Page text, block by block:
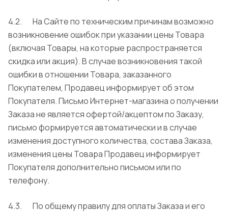
4.2. На Сайте по техническим причинам возможно
возникновение ошибок при указании цены Товара
(включая Товары, на которые распространяется
скидка или акция). В случае возникновения такой
ошибки в отношении Товара, заказанного
Покупателем, Продавец информирует об этом
Покупателя. Письмо Интернет-магазина о получении
Заказа не является офертой/акцептом по Заказу,
письмо формируется автоматически и в случае
изменения доступного количества, состава Заказа,
изменения цены Товара Продавец информирует
Покупателя дополнительно письмом или по
телефону.
4.3. По общему правилу для оплаты Заказа и его